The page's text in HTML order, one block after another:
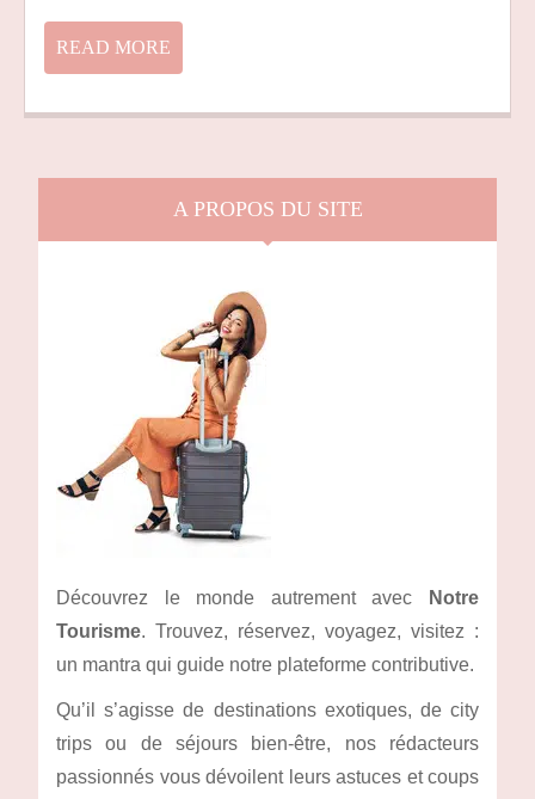
READ MORE
MORE
A PROPOS DU SITE
Découvrez le monde autrement avec
Notre
Tourisme. Trouvez, réservez, voyagez, visitez :
un mantra qui guide notre plateforme contributive.
Qu’il s’agisse de destinations exotiques, de city
trips ou de séjours bien-être, nos rédacteurs
passionnés vous dévoilent leurs astuces et coups